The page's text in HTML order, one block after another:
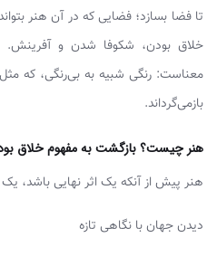
تا فضا بسازد؛ فضایی که در آن هنر
خلاق بودن، شکوفا شدن و آفرینش.
معناست: رنگی شبیه به بی‌رنگی، که
بازمی‌گرداند.
هنر چیست؟ بازگشت به مفهوم خلاق
هنر پیش از آنکه یک اثر نهایی
دیدن جهان با نگاهی تازه